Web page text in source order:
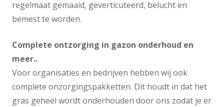
regelmaat gemaaid, geverticuteerd, belucht en
bemest te worden.
Complete ontzorging in gazon onderhoud en
meer..
Voor organisaties en bedrijven hebben wij ook
complete onzorgingspakketten. Dit houdt in dat het
gras geheel wordt onderhouden door ons zodat je er